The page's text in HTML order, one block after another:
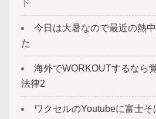
ド
今日は大暑なので最近の熱
た
海外でWORKOUTするなら
法律2
ワクセルのYoutubeに富士